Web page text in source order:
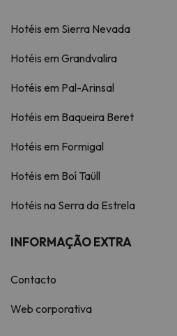
Hotéis em Sierra Nevada
Hotéis em Grandvalira
Hotéis em Pal-Arinsal
Hotéis em Baqueira Beret
Hotéis em Formigal
Hotéis em Boí Taüll
Hotéis na Serra da Estrela
INFORMAÇÃO EXTRA
Contacto
Web corporativa